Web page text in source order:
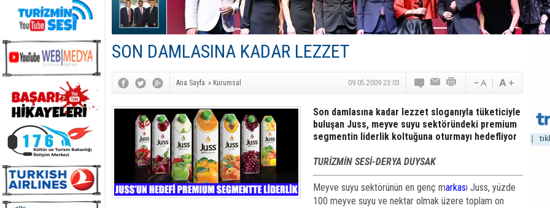
SON DAMLASINA KADAR LEZZET
Ana Sayfa » Kurumsal 09.05.2009 23:03
Son damlasına kadar lezzet sloganıyla tüketiciyle
buluşan Juss, meyve suyu sektöründeki premium
segmentin liderlik koltuğuna oturmayı hedefliyor
TURİZMİN SESİ-DERYA DUYSAK
Meyve suyu sektörünün en genç markası Juss, yüzde
100 meyve suyu ve nektar olmak üzere toplam on